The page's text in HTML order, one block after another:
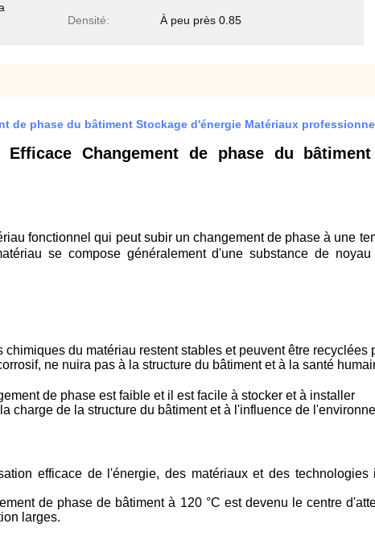
Densité: À peu près 0.85
de phase du bâtiment Stockage d'énergie Matériaux
Changement de phase du
fonctionnel qui peut subir un changement de phase à une
se compose généralement d'une substance de
du matériau restent stables et peuvent être recyclées
ne nuira pas à la structure du bâtiment et à la santé
de phase est faible et il est facile à stocker et à installer
charge de la structure du bâtiment et à l'influence de
efficace de l'énergie, des matériaux et des technologies
de phase de bâtiment à 120 °C est devenu le centre
larges.